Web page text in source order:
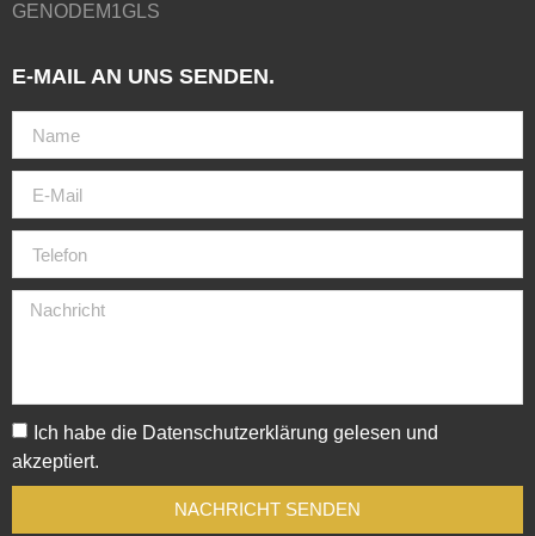
GENODEM1GLS
E-MAIL AN UNS SENDEN.
Ich habe die Datenschutzerklärung gelesen und
akzeptiert.
NACHRICHT SENDEN